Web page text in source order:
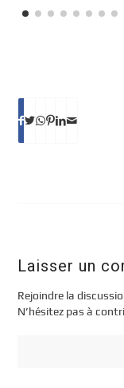
Laisser un
Rejoindre la
N’hésitez pas à